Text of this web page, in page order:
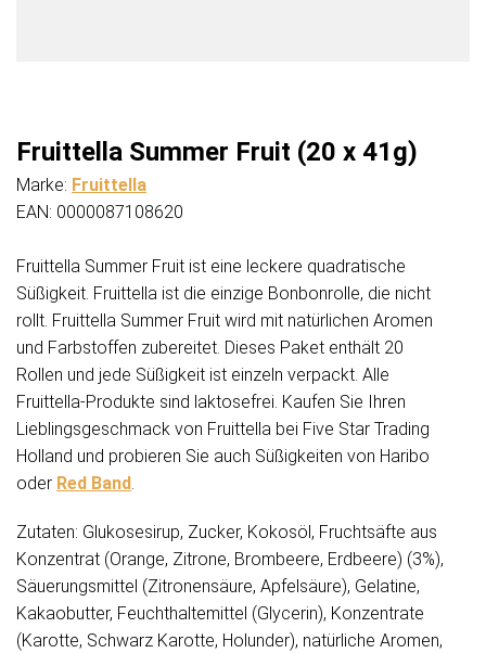
Fruittella Summer Fruit (20 x 41g)
Marke: Fruittella
EAN: 0000087108620
Fruittella Summer Fruit ist eine leckere quadratische
Süßigkeit. Fruittella ist die einzige Bonbonrolle, die nicht
rollt. Fruittella Summer Fruit wird mit natürlichen Aromen
und Farbstoffen zubereitet. Dieses Paket enthält 20
Rollen und jede Süßigkeit ist einzeln verpackt. Alle
Fruittella-Produkte sind laktosefrei. Kaufen Sie Ihren
Lieblingsgeschmack von Fruittella bei Five Star Trading
Holland und probieren Sie auch Süßigkeiten von Haribo
oder Red Band.
Zutaten: Glukosesirup, Zucker, Kokosöl, Fruchtsäfte aus
Konzentrat (Orange, Zitrone, Brombeere, Erdbeere) (3%),
Säuerungsmittel (Zitronensäure, Apfelsäure), Gelatine,
Kakaobutter, Feuchthaltemittel (Glycerin), Konzentrate
(Karotte, Schwarz Karotte, Holunder), natürliche Aromen,